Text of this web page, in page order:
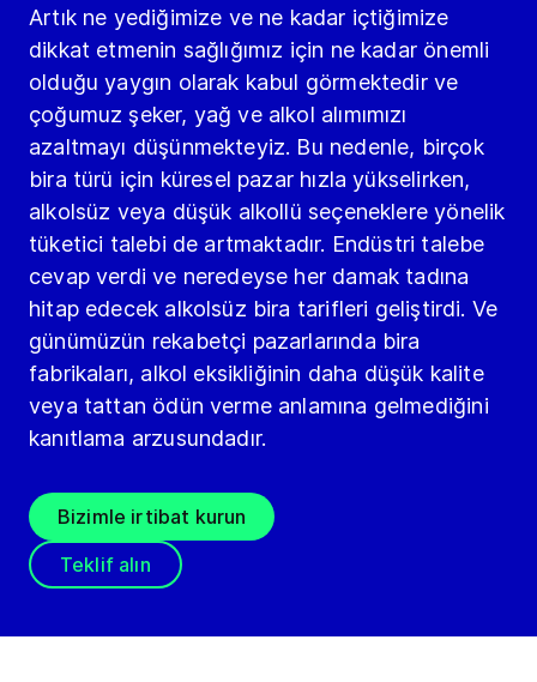
Artık ne yediğimize ve ne kadar içtiğimize
dikkat etmenin sağlığımız için ne kadar önemli
olduğu yaygın olarak kabul görmektedir ve
çoğumuz şeker, yağ ve alkol alımımızı
azaltmayı düşünmekteyiz. Bu nedenle, birçok
bira türü için küresel pazar hızla yükselirken,
alkolsüz veya düşük alkollü seçeneklere yönelik
tüketici talebi de artmaktadır. Endüstri talebe
cevap verdi ve neredeyse her damak tadına
hitap edecek alkolsüz bira tarifleri geliştirdi. Ve
günümüzün rekabetçi pazarlarında bira
fabrikaları, alkol eksikliğinin daha düşük kalite
veya tattan ödün verme anlamına gelmediğini
kanıtlama arzusundadır.
Bizimle irtibat kurun
Teklif alın